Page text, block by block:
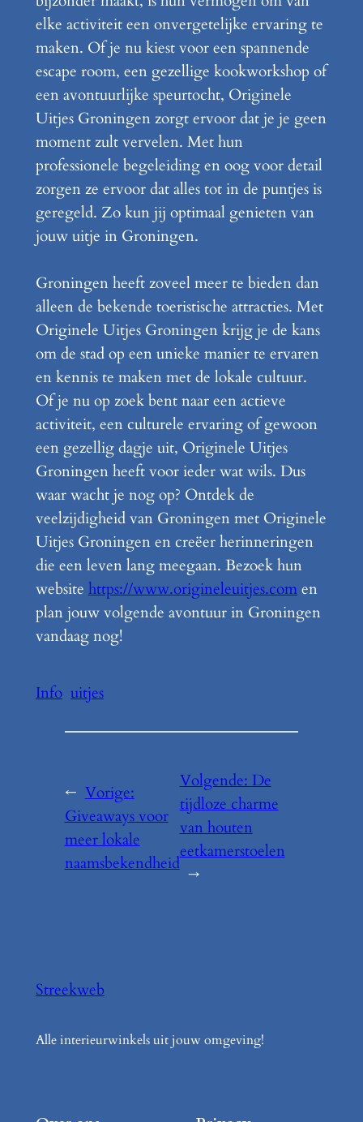
elke activiteit een onvergetelijke ervaring te
maken. Of je nu kiest voor een spannende
escape room, een gezellige kookworkshop of
een avontuurlijke speurtocht, Originele
Uitjes Groningen zorgt ervoor dat je je geen
moment zult vervelen. Met hun
professionele begeleiding en oog voor detail
zorgen ze ervoor dat alles tot in de puntjes is
geregeld. Zo kun jij optimaal genieten van
jouw uitje in Groningen.
Groningen heeft zoveel meer te bieden dan
alleen de bekende toeristische attracties. Met
Originele Uitjes Groningen krijg je de kans
om de stad op een unieke manier te ervaren
en kennis te maken met de lokale cultuur.
Of je nu op zoek bent naar een actieve
activiteit, een culturele ervaring of gewoon
een gezellig dagje uit, Originele Uitjes
Groningen heeft voor ieder wat wils. Dus
waar wacht je nog op? Ontdek de
veelzijdigheid van Groningen met Originele
Uitjes Groningen en creëer herinneringen
die een leven lang meegaan. Bezoek hun
website https://www.origineleuitjes.comen
plan jouw volgende avontuur in Groningen
vandaag nog!
Info uitjes
← Vorige:
Giveaways voor
meer lokale
naamsbekendheid
Volgende: De
tijdloze charme
van houten
eetkamerstoelen
→
Streekweb
Alle interieurwinkels uit jouw omgeving!